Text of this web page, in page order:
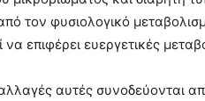
τον φυσιολογικό
επιφέρει ευεργετικές
αυτές συνοδεύονται